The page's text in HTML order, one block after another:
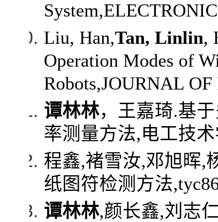
Liu, Han,Tan, Linlin,
Operation Modes of
Robots,JOURNAL
谭林林，王嘉琦.基
率测量方法,电工技
程鑫,褚雪汝,邓旭晖,
纸图符检测方法,
谭林林,颜长鑫,刘志